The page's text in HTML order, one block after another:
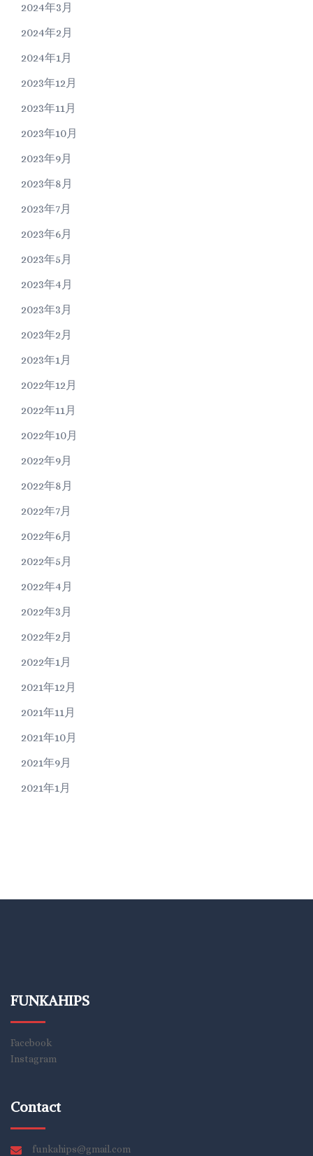
2024年3月
2024年2月
2024年1月
2023年12月
2023年11月
2023年10月
2023年9月
2023年8月
2023年7月
2023年6月
2023年5月
2023年4月
2023年3月
2023年2月
2023年1月
2022年12月
2022年11月
2022年10月
2022年9月
2022年8月
2022年7月
2022年6月
2022年5月
2022年4月
2022年3月
2022年2月
2022年1月
2021年12月
2021年11月
2021年10月
2021年9月
2021年1月
FUNKAHIPS
Facebook
Instagram
Contact
funkahips@gmail.com